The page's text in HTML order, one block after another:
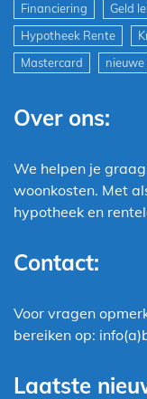
Financiering
Geld
Hypotheek Rente
Mastercard
Over ons:
We helpen je
woonkosten. Met
hypotheek en
Contact:
Voor vragen
bereiken op:
Laatste